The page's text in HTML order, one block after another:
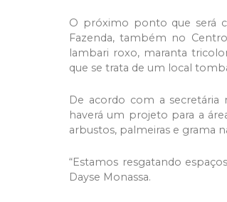
O próximo ponto que será
Fazenda, também no
lambari roxo, maranta
que se trata de um local
De acordo com a secretária
haverá um projeto para a
arbustos, palmeiras e grama
“Estamos resgatando
Dayse Monassa.